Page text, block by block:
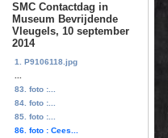
SMC Contactdag in
Museum Bevrijdende
Vleugels, 10 september
2014
1. P9106118.jpg
83. foto :...
84. foto :...
85. foto :...
86. foto : Cees...